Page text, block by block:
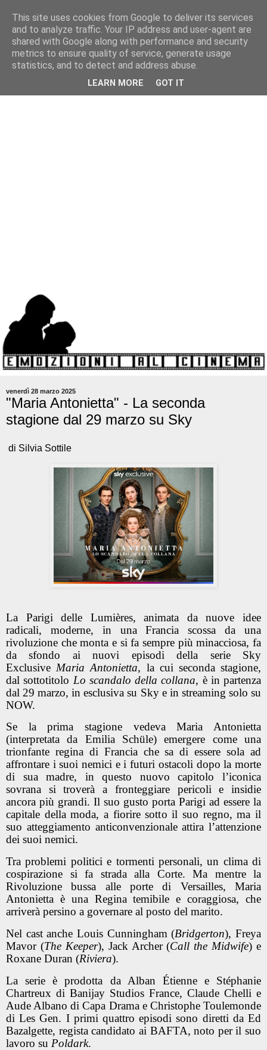
venerdì 28 marzo 2025
"Maria Antonietta" - La seconda
stagione dal 29 marzo su Sky
di Silvia Sottile
La Parigi delle Lumières, animata da nuove idee
radicali, moderne, in una Francia scossa da una
rivoluzione che monta e si fa sempre più minacciosa, fa
da sfondo ai nuovi episodi della serie Sky
Exclusive Maria Antonietta, la cui seconda stagione,
dal sottotitolo Lo scandalo della collana, è in partenza
dal 29 marzo, in esclusiva su Sky e in streaming solo su
NOW.
Se la prima stagione vedeva Maria Antonietta
(interpretata da Emilia Schüle) emergere come una
trionfante regina di Francia che sa di essere sola ad
affrontare i suoi nemici e i futuri ostacoli dopo la morte
di sua madre, in questo nuovo capitolo l’iconica
sovrana si troverà a fronteggiare pericoli e insidie
ancora più grandi. Il suo gusto porta Parigi ad essere la
capitale della moda, a fiorire sotto il suo regno, ma il
suo atteggiamento anticonvenzionale attira l’attenzione
dei suoi nemici.
Tra problemi politici e tormenti personali, un clima di
cospirazione si fa strada alla Corte. Ma mentre la
Rivoluzione bussa alle porte di Versailles, Maria
Antonietta è una Regina temibile e coraggiosa, che
arriverà persino a governare al posto del marito.
Nel cast anche Louis Cunningham (Bridgerton), Freya
Mavor (The Keeper), Jack Archer (Call the Midwife) e
Roxane Duran (Riviera).
La serie è prodotta da Alban Étienne e Stéphanie
Chartreux di Banijay Studios France, Claude Chelli e
Aude Albano di Capa Drama e Christophe Toulemonde
di Les Gen. I primi quattro episodi sono diretti da Ed
Bazalgette, regista candidato ai BAFTA, noto per il suo
lavoro su Poldark.
This site uses cookies from Google to deliver its services
and to analyze traffic. Your IP address and user-agent are
shared with Google along with performance and security
metrics to ensure quality of service, generate usage
statistics, and to detect and address abuse.
LEARN MORE GOT IT